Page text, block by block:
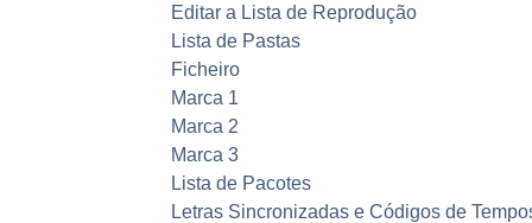
Editar a Lista de Reprodução
Lista de Pastas
Ficheiro
Marca 1
Marca 2
Marca 3
Lista de Pacotes
Letras Sincronizadas e Códigos de